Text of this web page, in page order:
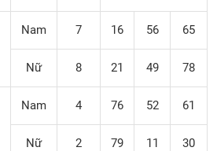
Nam 7 16 56 65
Nữ 8 21 49 78
Nam 4 76 52 61
Nữ 2 79 11 30